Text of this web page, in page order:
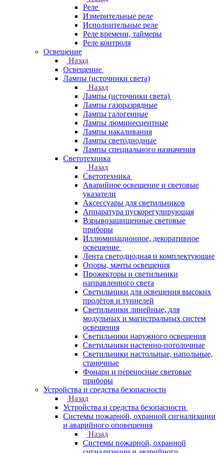
Реле
Измерительные реле
Исполнительные реле
Реле времени, таймеры
Реле контроля
Освещение
Назад
Освещение
Лампы (источники света)
Назад
Лампы (источники света)
Лампы газоразрядные
Лампы галогенные
Лампы люминесцентные
Лампы накаливания
Лампы светодиодные
Лампы специального назначения
Светотехника
Назад
Светотехника
Аварийное освещение и световые
указатели
Аксессуары для светильников
Аппаратура пускорегулирующая
Взрывозащищенные световые
приборы
Иллюминационное, декоративное
освещение
Лента светодиодная и комплектующие
Опоры, мачты освещения
Прожекторы и светильники
направленного света
Светильники для освещения высоких
пролётов и туннелей
Светильники линейные, для
модульных и магистральных систем
освещения
Светильники наружного освещения
Светильники настенно-потолочные
Светильники настольные, напольные,
станочные
Фонари и переносные световые
приборы
Устройства и средства безопасности
Назад
Устройства и средства безопасности
Системы пожарной, охранной сигнализации
и аварийного оповещения
Назад
Системы пожарной, охранной